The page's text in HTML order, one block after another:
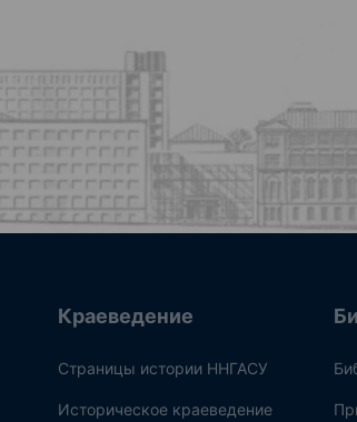
Краеведение
Страницы истории ННГАСУ
Историческое краеведение